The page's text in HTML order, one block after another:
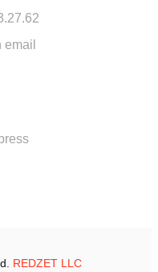
email
REDZET LLC